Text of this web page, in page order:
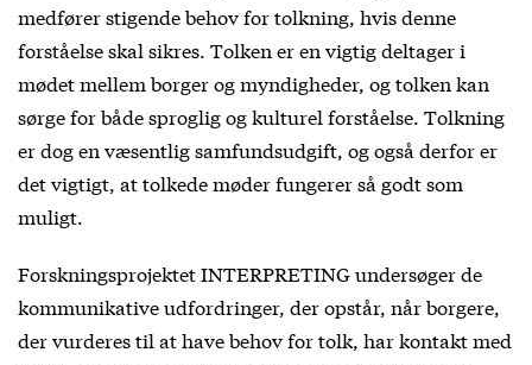
medfører stigende behov for tolkning, hvis denne
forståelse skal sikres. Tolken er en vigtig deltager i
mødet mellem borger og myndigheder, og tolken kan
sørge for både sproglig og kulturel forståelse. Tolkning
er dog en væsentlig samfundsudgift, og også derfor er
det vigtigt, at tolkede møder fungerer så godt som
muligt.
Forskningsprojektet INTERPRETING undersøger de
kommunikative udfordringer, der opstår, når borgere,
der vurderes til at have behov for tolk, har kontakt med